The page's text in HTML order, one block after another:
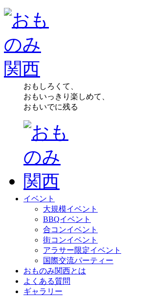
おもしろくて、
おもいっきり楽しめて、
おもいでに残る
イベント
大規模イベント
BBQイベント
合コンイベント
街コンイベント
アラサー限定イベント
国際交流パーティー
おものみ関西とは
よくある質問
ギャラリー